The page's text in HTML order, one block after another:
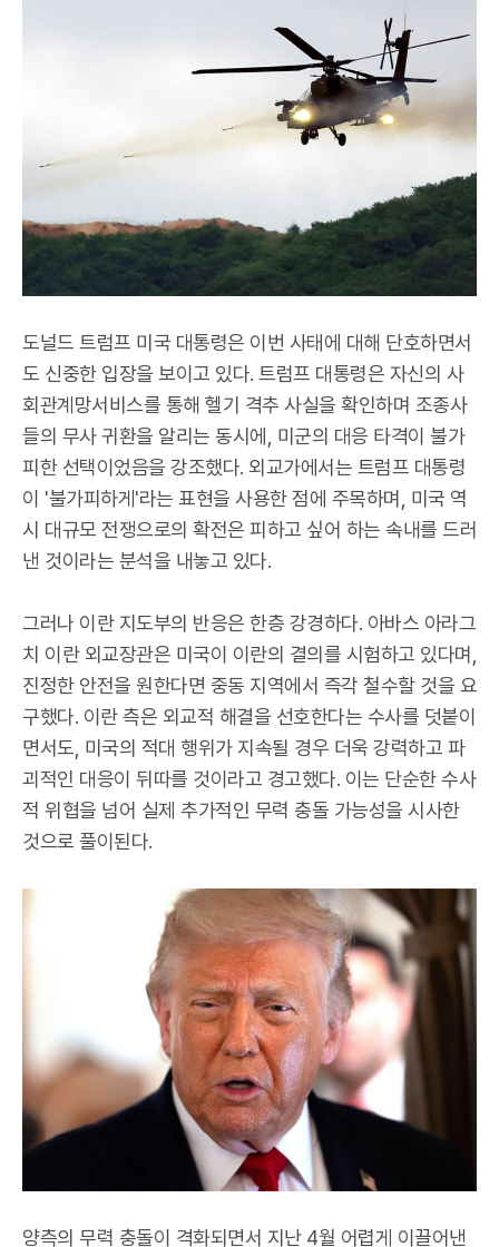
도널드 트럼프 미국 대통령은 이번 사태에 대해 단호하면서
도 신중한 입장을 보이고 있다. 트럼프 대통령은 자신의 사
회관계망서비스를 통해 헬기 격추 사실을 확인하며 조종사
들의 무사 귀환을 알리는 동시에, 미군의 대응 타격이 불가
피한 선택이었음을 강조했다. 외교가에서는 트럼프 대통령
이 '불가피하게'라는 표현을 사용한 점에 주목하며, 미국 역
시 대규모 전쟁으로의 확전은 피하고 싶어 하는 속내를 드러
낸 것이라는 분석을 내놓고 있다.
그러나 이란 지도부의 반응은 한층 강경하다. 아바스 아라그
치 이란 외교장관은 미국이 이란의 결의를 시험하고 있다며,
진정한 안전을 원한다면 중동 지역에서 즉각 철수할 것을 요
구했다. 이란 측은 외교적 해결을 선호한다는 수사를 덧붙이
면서도, 미국의 적대 행위가 지속될 경우 더욱 강력하고 파
괴적인 대응이 뒤따를 것이라고 경고했다. 이는 단순한 수사
적 위협을 넘어 실제 추가적인 무력 충돌 가능성을 시사한
것으로 풀이된다.
양측의 무력 충돌이 격화되면서 지난 4월 어렵게 이끌어낸